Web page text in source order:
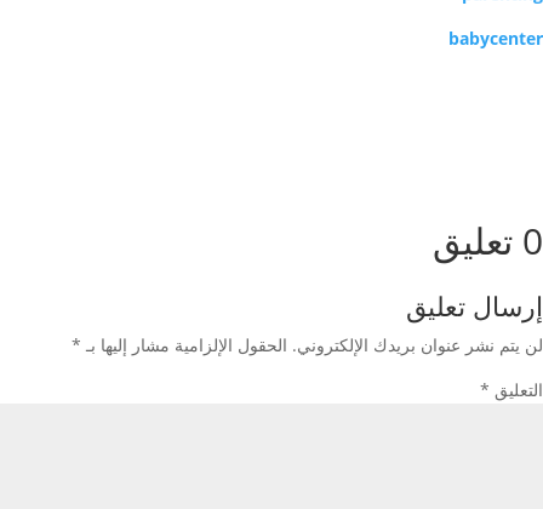
babycenter
0 تعليق
إرسال تعليق
لن يتم نشر عنوان بريدك الإلكتروني. الحقول الإلزامية مشار إليها بـ *
التعليق *